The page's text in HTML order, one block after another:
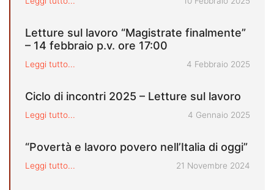
Letture sul lavoro “Magistrate finalmente”
– 14 febbraio p.v. ore 17:00
Leggi tutto... Pubblicato il
4 Febbraio 2025
Ciclo di incontri 2025 – Letture sul lavoro
Leggi tutto... Pubblicato il
4 Gennaio 2025
“Povertà e lavoro povero nell’Italia di oggi”
Leggi tutto... Pubblicato il
21 Novembre 2024